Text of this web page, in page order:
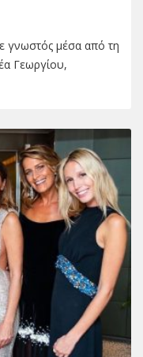
γνωστός μέσα από τη
Γεωργίου,